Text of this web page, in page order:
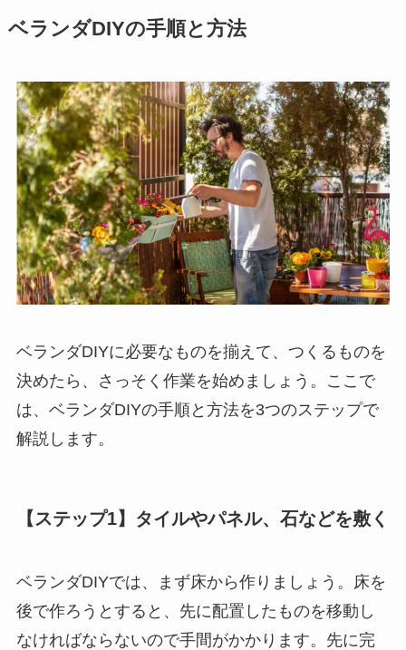
ベランダDIYの手順と方法
ベランダDIYに必要なものを揃えて、つくるものを
決めたら、さっそく作業を始めましょう。ここで
は、ベランダDIYの手順と方法を3つのステップで
解説します。
【ステップ1】タイルやパネル、石などを敷く
ベランダDIYでは、まず床から作りましょう。床を
後で作ろうとすると、先に配置したものを移動し
なければならないので手間がかかります。先に完